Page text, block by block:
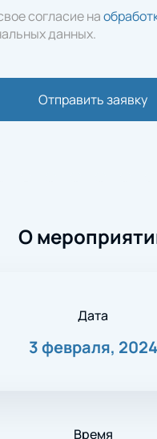
согласие на
данных.
Отправить заявку
О
Дата
3 февраля, 2024
Время